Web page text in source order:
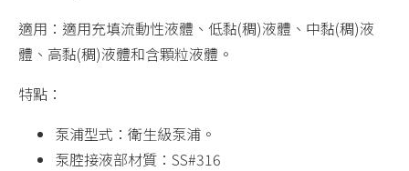
適用： 適用充填流動性液體、低黏(稠)液體、中黏(稠)液
體、高黏(稠)液體和含顆粒液體。
特點：
泵浦型式：衛生級泵浦。
泵腔接液部材質：SS#316